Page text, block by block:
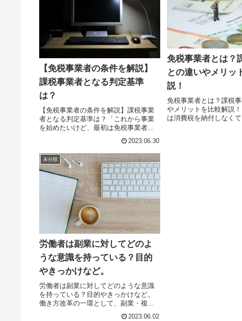
【免税事業者の条件を解説】
課税事業者となる判定基準
は？
【免税事業者の条件を解説】課税事業
者となる判定基準は？「これから事業
を始めたいけど、最初は免税事業者と
なるのか」「免税事業者として事業を
始めたものの、いつから課税対象とな
るのか」消費税の納付について、この
ような疑問を持たれる方もいらっしゃ
る...
2023.06.30
免税事業者とは？
との違いやメリッ
説！
免税事業者とは？課税
やメリットを比較解説
は消費税を納付しなくて
ような疑問をお持ちで
未分類
労働者は副業に対してどのよ
うな意識を持っている？目的
やきっかけなど。
労働者は副業に対してどのような意識
を持っている？目的やきっかけなど。
働き方改革の一環として、副業・複業
推進の動きも活発になり、副業という
2023.06.02